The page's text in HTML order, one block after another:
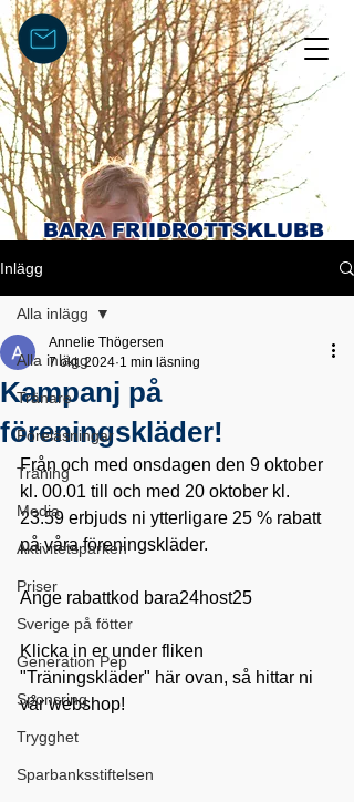
BARA FRIIDROTTSKLUBB
Inlägg
Alla inlägg
Tränare
Föreläsningar
Träning
Media
Aktivitetsparken
Priser
Sverige på fötter
Generation Pep
Sponsring
Trygghet
Sparbanksstiftelsen
Alla inlägg
Kampanj på
föreningskläder!
Annelie Thögersen
7 okt. 2024 1 min läsning
Från och med onsdagen den 9 oktober
kl. 00.01 till och med 20 oktober kl.
23.59 erbjuds ni ytterligare 25 % rabatt
på våra föreningskläder.
Ange rabattkod bara24host25
Klicka in er under fliken
"Träningskläder" här ovan, så hittar ni
vår webshop!